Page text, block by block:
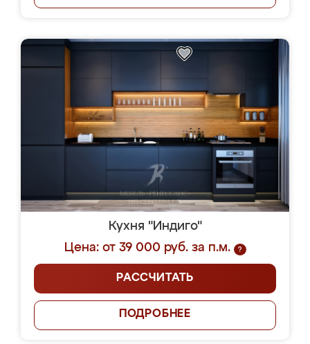
Кухня "Индиго"
Цена: от 39 000 руб. за п.м.
?
РАССЧИТАТЬ
ПОДРОБНЕЕ